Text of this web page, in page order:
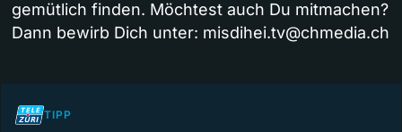
gemütlich finden. Möchtest auch Du mitmachen?
Dann bewirb Dich unter: misdihei.tv@chmedia.ch
TIPP